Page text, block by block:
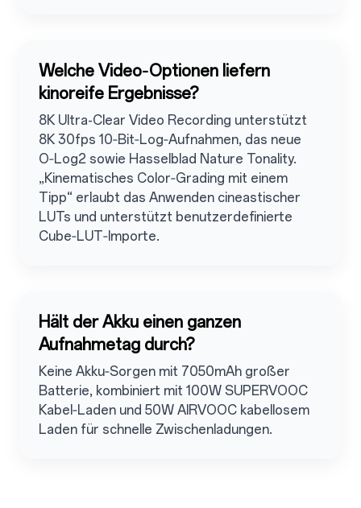
Welche Video‑Optionen liefern
kinoreife Ergebnisse?
8K Ultra-Clear Video Recording unterstützt
8K 30fps 10‑Bit‑Log‑Aufnahmen, das neue
O‑Log2 sowie Hasselblad Nature Tonality.
„Kinematisches Color‑Grading mit einem
Tipp“ erlaubt das Anwenden cineastischer
LUTs und unterstützt benutzerdefinierte
Cube‑LUT‑Importe.
Hält der Akku einen ganzen
Aufnahmetag durch?
Keine Akku‑Sorgen mit 7050mAh großer
Batterie, kombiniert mit 100W SUPERVOOC
Kabel‑Laden und 50W AIRVOOC kabellosem
Laden für schnelle Zwischenladungen.